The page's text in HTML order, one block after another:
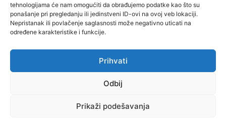
tehnologijama će nam omogućiti da obrađujemo podatke kao što su
ponašanje pri pregledanju ili jedinstveni ID-ovi na ovoj veb lokaciji.
Nepristanak ili povlačenje saglasnosti može negativno uticati na
određene karakteristike i funkcije.
Prihvati
Odbij
Prikaži podešavanja